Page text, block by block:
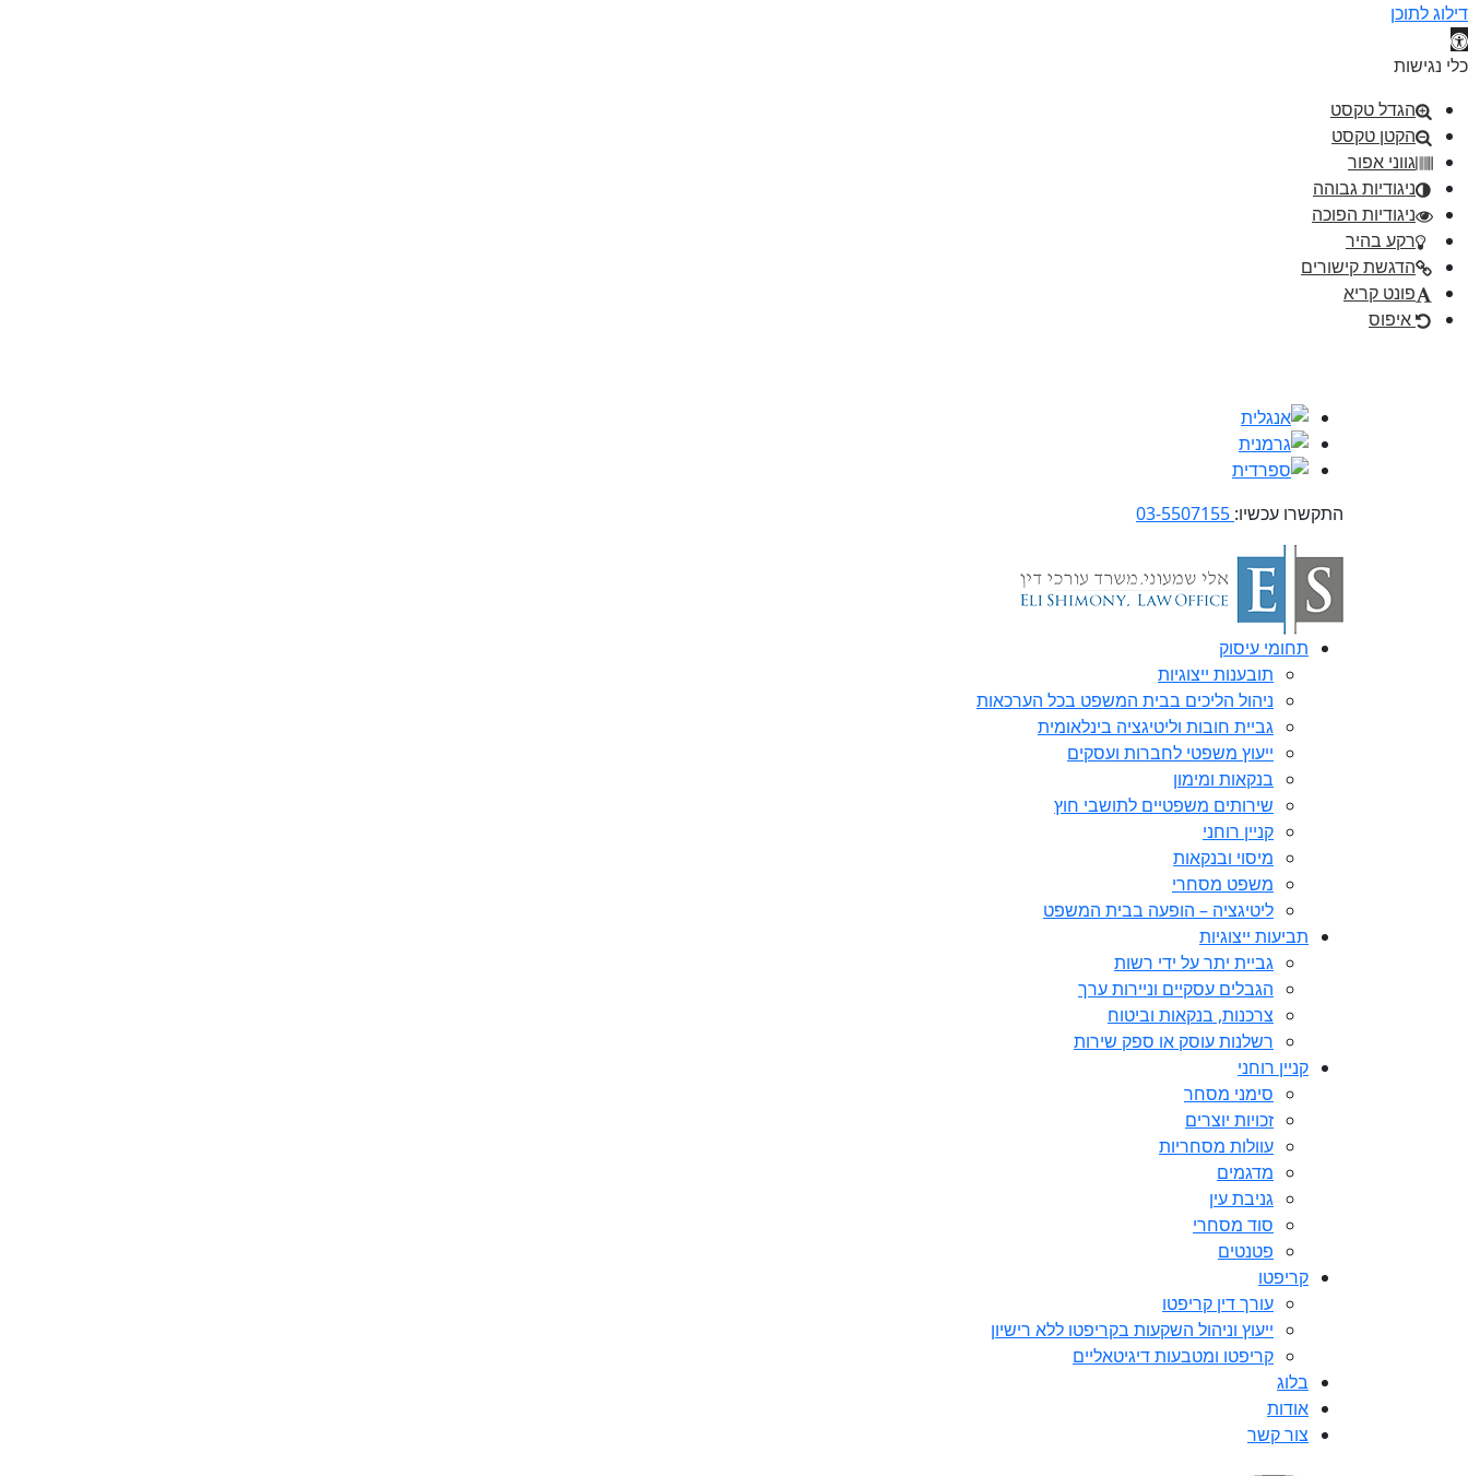
דילוג לתוכן
פתח סרגל נגישות
כלי נגישות
הגדל טקסט
הקטן טקסט
גווני אפור
ניגודיות גבוהה
ניגודיות הפוכה
רקע בהיר
הדגשת קישורים
פונט קריא
איפוס
התקשרו עכשיו:
תחומי עיסוק
תובענות ייצוגיות
ניהול הליכים בבית המשפט בכל הערכאות
גביית חובות וליטיגציה בינלאומית
ייעוץ משפטי לחברות ועסקים
בנקאות ומימון
שירותים משפטיים לתושבי חוץ
קניין רוחני
מיסוי ובנקאות
משפט מסחרי
ליטיגציה – הופעה בבית המשפט
תביעות ייצוגיות
גביית יתר על ידי רשות
הגבלים עסקיים וניירות ערך
צרכנות, בנקאות וביטוח
רשלנות עוסק או ספק שירות
קניין רוחני
סימני מסחר
זכויות יוצרים
עוולות מסחריות
מדגמים
גניבת עין
סוד מסחרי
פטנטים
קריפטו
עורך דין קריפטו
ייעוץ וניהול השקעות בקריפטו ללא רישיון
קריפטו ומטבעות דיגיטאליים
בלוג
אודות
צור קשר